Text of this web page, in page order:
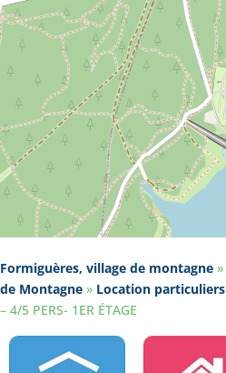
Formiguères, village de montagne »
de Montagne » Location particuliers
– 4/5 PERS- 1ER ÉTAGE